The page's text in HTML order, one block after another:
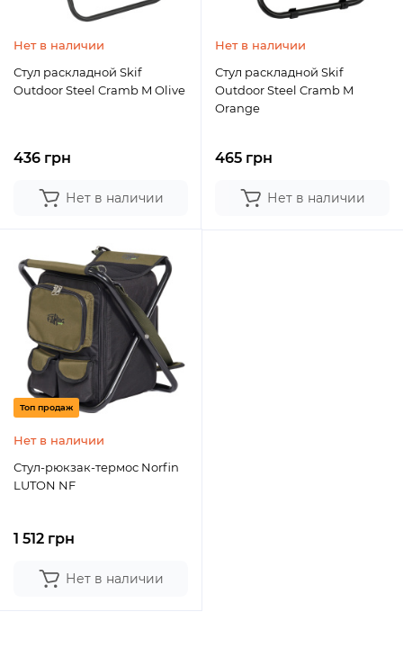
Нет в наличии
Стул раскладной Skif
Outdoor Steel Cramb M Olive
436 грн
Нет в наличии
Нет в наличии
Стул раскладной Skif
Outdoor Steel Cramb M
Orange
465 грн
Нет в наличии
Топ продаж
Нет в наличии
Стул-рюкзак-термос Norfin
LUTON NF
1 512 грн
Нет в наличии